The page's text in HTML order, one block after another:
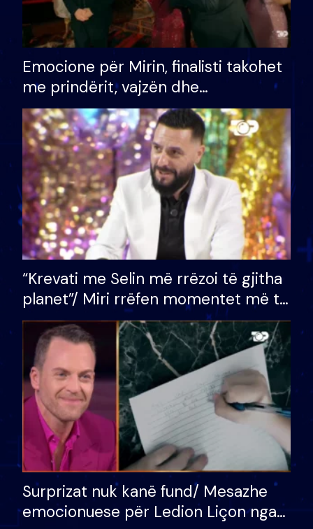
Emocione për Mirin, finalisti takohet
me prindërit, vajzën dhe
bashkëshorten: S’kemi ndonjë letër
divorci apo jo?
“Krevati me Selin më rrëzoi të gjitha
planet”/ Miri rrëfen momentet më të
bukura në shtëpinë e BB VIP: Do më
mungojë zilja e mëngjesit kur…
Surprizat nuk kanë fund/ Mesazhe
emocionuese për Ledion Liçon nga